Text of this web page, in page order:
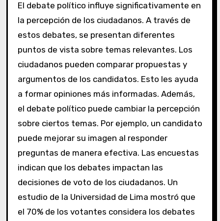
El debate político influye significativamente en
la percepción de los ciudadanos. A través de
estos debates, se presentan diferentes
puntos de vista sobre temas relevantes. Los
ciudadanos pueden comparar propuestas y
argumentos de los candidatos. Esto les ayuda
a formar opiniones más informadas. Además,
el debate político puede cambiar la percepción
sobre ciertos temas. Por ejemplo, un candidato
puede mejorar su imagen al responder
preguntas de manera efectiva. Las encuestas
indican que los debates impactan las
decisiones de voto de los ciudadanos. Un
estudio de la Universidad de Lima mostró que
el 70% de los votantes considera los debates